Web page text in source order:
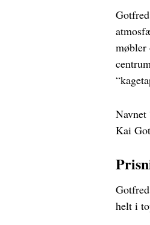
møbler
Navnet
Kai
helt i